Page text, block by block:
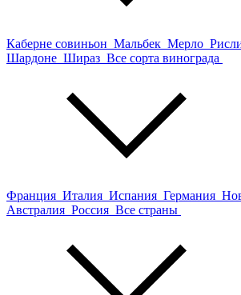
Каберне совиньон Мальбек Мерло
Шардоне Шираз Все сорта винограда
Франция Италия Испания Германия
Австралия Россия Все страны